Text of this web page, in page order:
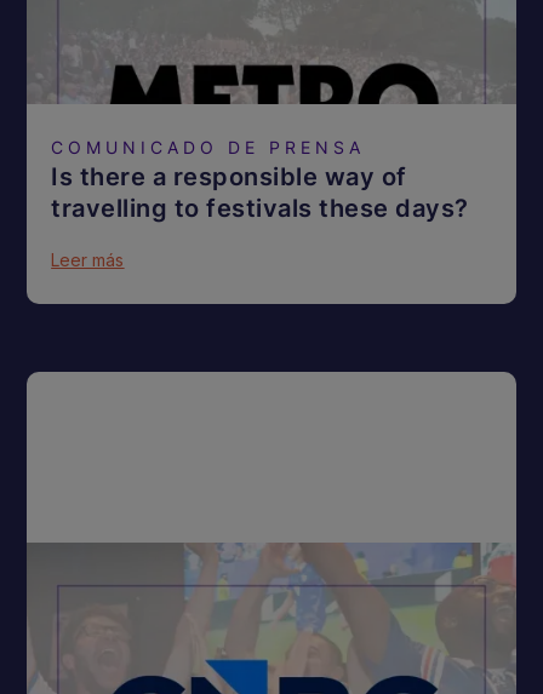
COMUNICADO DE PRENSA
Is there a responsible way of
travelling to festivals these days?
Leer más